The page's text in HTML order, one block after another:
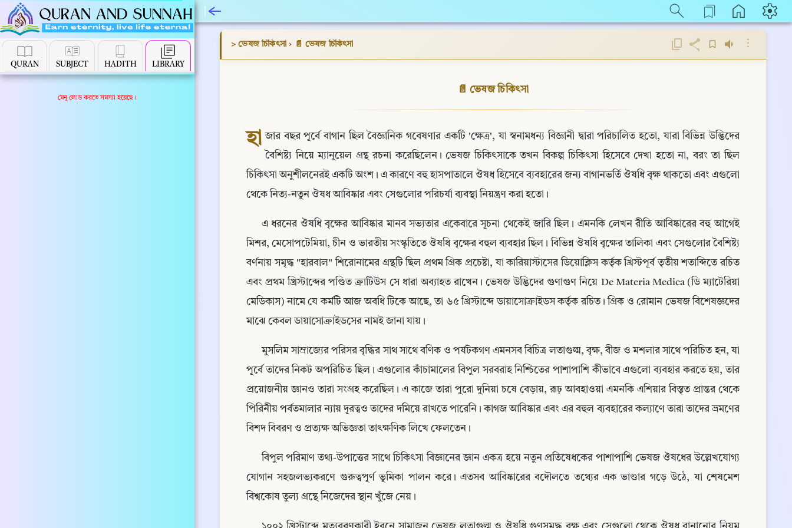
QURAN SUBJECT HADITH LIBRARY
মেনু লোড করতে সমস্যা হয়েছে।
> ভেষজ চিকিৎসা › 📄 ভেষজ চিকিৎসা ⋮
📄 ভেষজ চিকিৎসা
হা জার বছর পূর্বে বাগান ছিল বৈজ্ঞানিক গবেষণার একটি 'ক্ষেত্র', যা স্বনামধন্য বিজ্ঞানী দ্বারা পরিচালিত হতো, যারা বিভিন্ন উদ্ভিদের
বৈশিষ্ট্য নিয়ে ম্যানুয়েল গ্রন্থ রচনা করেছিলেন। ভেষজ চিকিৎসাকে তখন বিকল্প চিকিৎসা হিসেবে দেখা হতো না, বরং তা ছিল
চিকিৎসা অনুশীলনেরই একটি অংশ। এ কারণে বহু হাসপাতালে ঔষধ হিসেবে ব্যবহারের জন্য বাগানভর্তি ঔষধি বৃক্ষ থাকতো এবং এগুলো
থেকে নিত্য-নতুন ঔষধ আবিষ্কার এবং সেগুলোর পরিচর্যা ব্যবস্থা নিয়ন্ত্রণ করা হতো।
এ ধরনের ঔষধি বৃক্ষের আবিষ্কার মানব সভ্যতার একেবারে সূচনা থেকেই জারি ছিল। এমনকি লেখন রীতি আবিষ্কারের বহু আগেই
মিশর, মেসোপটেমিয়া, চীন ও ভারতীয় সংস্কৃতিতে ঔষধি বৃক্ষের বহুল ব্যবহার ছিল। বিভিন্ন ঔষধি বৃক্ষের তালিকা এবং সেগুলোর বৈশিষ্ট্য
বর্ণনায় সমৃদ্ধ "হারবাল" শিরোনামের গ্রন্থটি ছিল প্রথম গ্রিক প্রচেষ্টা, যা কারিয়াস্টাসের ডিয়োক্লিস কর্তৃক খ্রিস্টপূর্ব তৃতীয় শতাব্দিতে রচিত
এবং প্রথম খ্রিস্টাব্দের পণ্ডিত ক্রাটিউস সে ধারা অব্যাহত রাখেন। ভেষজ উদ্ভিদের গুণাগুণ নিয়ে De Materia Medica (ডি ম্যাটেরিয়া
মেডিকাস) নামে যে কর্মটি আজ অবধি টিকে আছে, তা ৬৫ খ্রিস্টাব্দে ডায়াসোক্রাইডস কর্তৃক রচিত। গ্রিক ও রোমান ভেষজ বিশেষজ্ঞদের
মাঝে কেবল ডায়াসোক্রাইডসের নামই জানা যায়।
মুসলিম সাম্রাজ্যের পরিসর বৃদ্ধির সাথ সাথে বণিক ও পর্যটকগণ এমনসব বিচিত্র লতাগুল্ম, বৃক্ষ, বীজ ও মশলার সাথে পরিচিত হন, যা
পূর্বে তাদের নিকট অপরিচিত ছিল। এগুলোর কাঁচামালের বিপুল সরবরাহ নিশ্চিতের পাশাপাশি কীভাবে এগুলো ব্যবহার করতে হয়, তার
প্রয়োজনীয় জ্ঞানও তারা সংগ্রহ করেছিল। এ কাজে তারা পুরো দুনিয়া চষে বেড়ায়, রূঢ় আবহাওয়া এমনকি এশিয়ার বিস্তৃত প্রান্তর থেকে
পিরিনীয় পর্বতমালার ন্যায় দূরত্বও তাদের দমিয়ে রাখতে পারেনি। কাগজ আবিষ্কার এবং এর বহুল ব্যবহারের কল্যাণে তারা তাদের ভ্রমণের
বিশদ বিবরণ ও প্রত্যক্ষ অভিজ্ঞতা তাৎক্ষণিক লিখে ফেলতেন।
বিপুল পরিমাণ তথ্য-উপাত্তের সাথে চিকিৎসা বিজ্ঞানের জ্ঞান একত্র হয়ে নতুন প্রতিষেধকের পাশাপাশি ভেষজ ঔষধের উল্লেখযোগ্য
যোগান সহজলভ্যকরণে গুরুত্বপূর্ণ ভূমিকা পালন করে। এতসব আবিষ্কারের বদৌলতে তথ্যের এক ভাণ্ডার গড়ে উঠে, যা শেষমেশ
বিশ্বকোষ তুল্য গ্রন্থে নিজেদের স্থান খুঁজে নেয়।